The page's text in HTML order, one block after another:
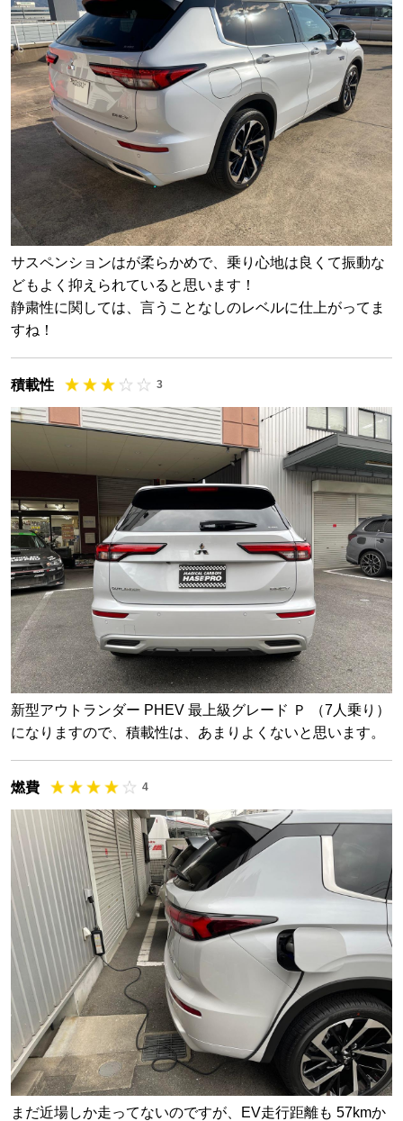
サスペンションはが柔らかめで、乗り心地は良くて振動な
どもよく抑えられていると思います！
静粛性に関しては、言うことなしのレベルに仕上がってま
すね！
積載性 3
新型アウトランダー PHEV 最上級グレード Ｐ （7人乗り）
になりますので、積載性は、あまりよくないと思います。
燃費 4
まだ近場しか走ってないのですが、EV走行距離も 57kmか